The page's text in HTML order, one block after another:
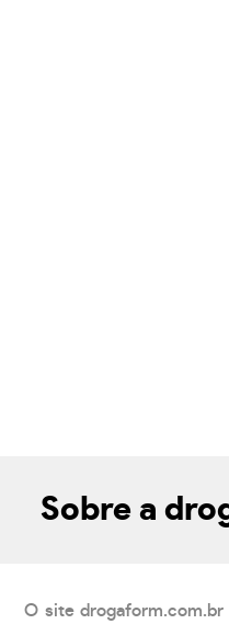
Sobre a
O site drogaform.com.br